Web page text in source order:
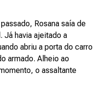
Rosana saía de
Já havia ajeitado a
abriu a porta do carro
armado. Alheio ao
o assaltante